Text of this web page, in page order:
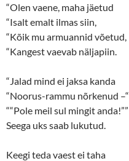
“Olen vaene, maha jäetud
“Isalt emalt ilmas siin,
“Kõik mu armuannid võetud,
“Kangest vaevab näljapiin.
“Jalad mind ei jaksa kanda
“Noorus-rammu nõrkenud –“
““Pole meil sul mingit anda!””
Seega uks saab lukutud.
Keegi teda vaest ei taha